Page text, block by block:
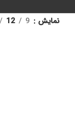
نمایش 9
12